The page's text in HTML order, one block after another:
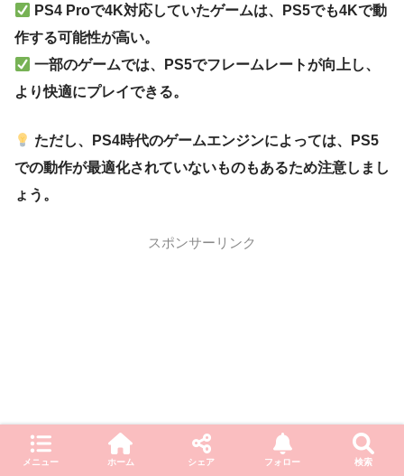
PS4 Proで4K対応していたゲームは、PS5でも4Kで動
作する可能性が高い。
一部のゲームでは、PS5でフレームレートが向上し、
より快適にプレイできる。
ただし、PS4時代のゲームエンジンによっては、PS5
での動作が最適化されていないものもあるため注意しまし
ょう。
スポンサーリンク
メニュー ホーム シェア フォロー 検索